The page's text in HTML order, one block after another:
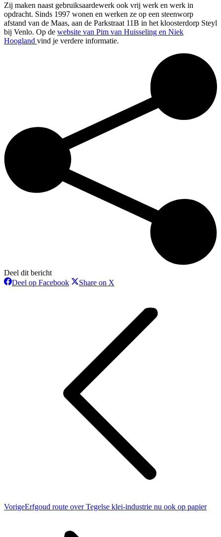
Zij maken naast gebruiksaardewerk ook vrij werk en werk in
opdracht. Sinds 1997 wonen en werken ze op een steenworp
afstand van de Maas, aan de Parkstraat 11B in het kloosterdorp Steyl
bij Venlo. Op de website van Pim van Huisseling en Niek
Hoogland vind je verdere informatie.
Deel dit bericht
Deel op FacebookDeelShare on X
VorigeVorig
Erfgoud route over Tegelse klei-industrie nu ook op papier